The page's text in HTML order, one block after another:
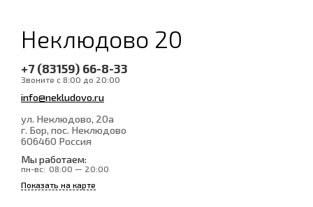
Неклюдово 20
+7 (83159) 66-8-33
Звоните с 8:00 до 20:00
info@nekludovo.ru
ул. Неклюдово, 20а
г. Бор, пос. Неклюдово
606460 Россия
Мы работаем:
пн-вс: 08:00 — 20:00
Показать на карте